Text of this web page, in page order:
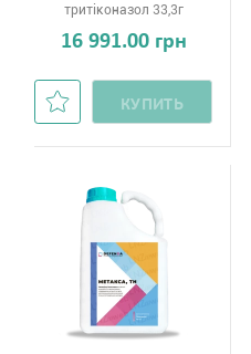
тритіконазол 33,3г
16 991.00 грн
КУПИТЬ